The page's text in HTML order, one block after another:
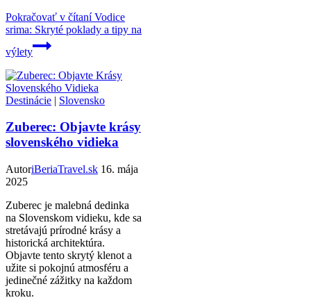
Pokračovať v čítaníVodice
srima: Skryté poklady a tipy na
výlety
Destinácie | Slovensko
Zuberec: Objavte krásy
slovenského vidieka
AutoriBeriaTravel.sk 16. mája
2025
Zuberec je malebná dedinka
na Slovenskom vidieku, kde sa
stretávajú prírodné krásy a
historická architektúra.
Objavte tento skrytý klenot a
užite si pokojnú atmosféru a
jedinečné zážitky na každom
kroku.